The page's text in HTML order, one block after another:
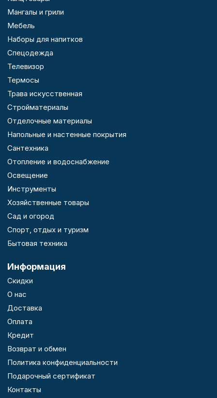
Мангалы и грили
Мебель
Наборы для напитков
Спецодежда
Телевизор
Термосы
Трава искусственная
Стройматериалы
Отделочные материалы
Напольные и настенные покрытия
Сантехника
Отопление и водоснабжение
Освещение
Инструменты
Хозяйственные товары
Сад и огород
Спорт, отдых и туризм
Бытовая техника
Информация
Скидки
О нас
Доставка
Оплата
Кредит
Возврат и обмен
Политика конфиденциальности
Подарочный сертификат
Контакты